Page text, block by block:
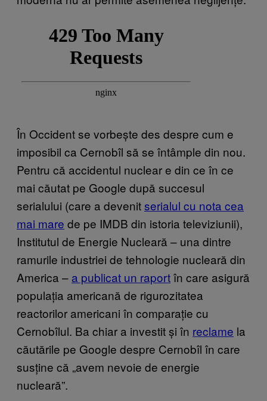
În Occident se vorbește des despre cum e
imposibil ca Cernobîl să se întâmple din nou.
Pentru că accidentul nuclear e din ce în ce
mai căutat pe Google după succesul
serialului (care a devenitserialul cu nota cea
mai mare de pe IMDB din istoria televiziunii),
Institutul de Energie Nucleară – una dintre
ramurile industriei de tehnologie nucleară din
America – a publicat un raportîn care asigură
populația americană de rigurozitatea
reactorilor americani în comparație cu
Cernobîlul. Ba chiar a investit și în reclame la
căutările pe Google despre Cernobîl în care
susține că „avem nevoie de energie
nucleară”.